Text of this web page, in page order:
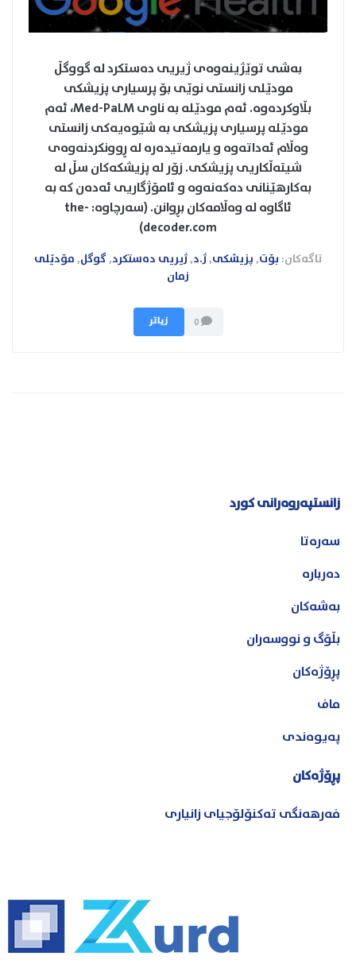
بەشی توێژینەوەی ژیریی دەستکرد لە گووگڵ
مودێلی زانستی نوێی بۆ پرسیاری پزیشکی
بڵاوکردەوە. ئەم مودێلە بە ناوی Med-PaLM، ئەم
مودێلە پرسیاری پزیشکی بە شێوەیەکی زانستی
وەڵام ئەداتەوە و یارمەتیدەرە لە ڕوونکردنەوەی
شیتەڵکاریی پزیشکی. زۆر لە پزیشکەکان سڵ لە
بەکارهێنانی دەکەنەوە و ئامۆژگاریی ئەدەن کە بە
ئاگاوە لە وەڵامەکان بڕوانن. (سەرچاوە: the-
decoder.com)
تاگەکان: بۆت,پزیشکی,ژ.د,ژیریی دەستکرد,گوگل,مۆدێلی
زمان
زیاتر
زانستپەروەرانی کورد
سەرەتا
دەربارە
بەشەکان
بڵۆگ و نووسەران
پڕۆژەکان
ماف
پەیوەندی
پڕۆژەکان
فەرهەنگی تەکنۆلۆجیای زانیاری